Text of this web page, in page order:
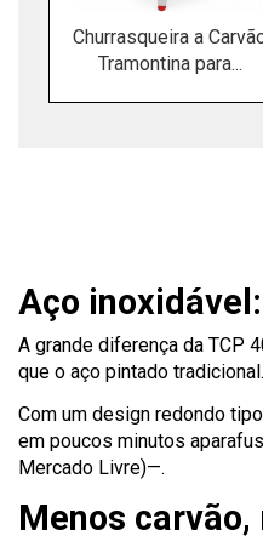
Churrasqueira a
Tramontina para...
Aço
A grande diferença da TCP
que o aço pintado
Com um design redondo
em poucos minutos
Mercado Livre)—.
Menos